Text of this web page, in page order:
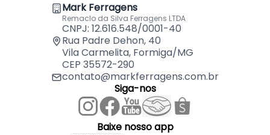
Mark Ferragens
Remaclo da Silva Ferragens LTDA
CNPJ: 12.616.548/0001-40
Rua Padre Dehon, 40
Vila Carmelita, Formiga/MG
CEP 35572-290
contato@markferragens.com.br
Siga-nos
Baixe nosso app